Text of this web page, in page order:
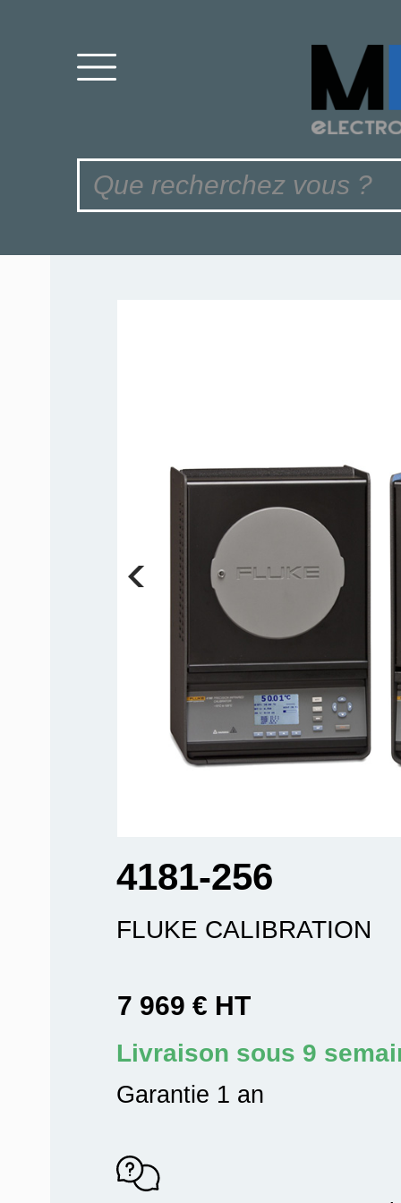
4181-256
FLUKE CALIBRATION
7 969 € HT
Livraison sous 9
Garantie 1 an